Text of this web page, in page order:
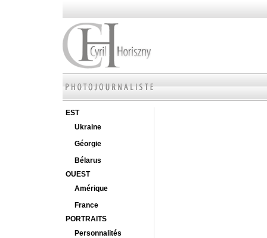
EST
Ukraine
Géorgie
Bélarus
OUEST
Amérique
France
PORTRAITS
Personnalités